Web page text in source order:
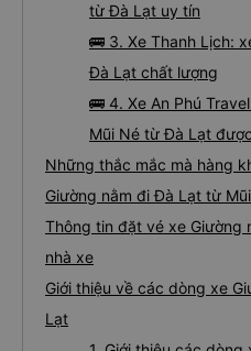
từ Đà Lạt uy tín
🚌 3. Xe Thanh Lịch:
Đà Lạt chất lượng
🚌 4. Xe An Phú
Mũi Né từ Đà Lạt
Những thắc mắc mà hàng
Giường nằm đi Đà Lạt từ
Thông tin đặt vé xe Giường
nhà xe
Giới thiệu về các dòng xe
Lạt